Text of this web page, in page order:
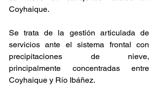
Coyhaique.
Se trata de la gestión articulada de
servicios ante el sistema frontal con
precipitaciones de nieve,
principalmente concentradas entre
Coyhaique y Río Ibáñez.